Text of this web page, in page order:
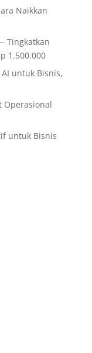
Naikkan
Tingkatkan
1.500.000
untuk Bisnis,
Operasional
untuk Bisnis